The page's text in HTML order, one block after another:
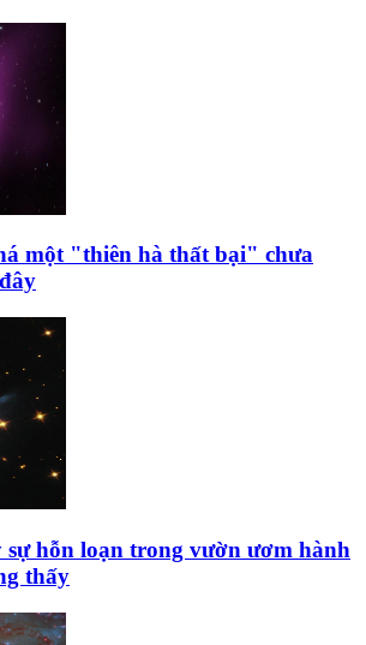
một "thiên hà thất bại" chưa
sự hỗn loạn trong vườn ươm hành
thấy